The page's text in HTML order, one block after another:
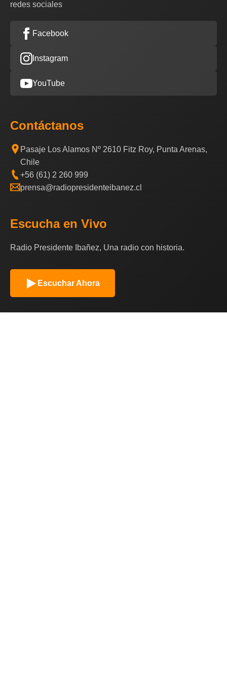
redes sociales
Facebook
Instagram
YouTube
Contáctanos
Pasaje Los Alamos Nº 2610 Fitz Roy, Punta Arenas,
Chile
+56 (61) 2 260 999
prensa@radiopresidenteibanez.cl
Escucha en Vivo
Radio Presidente Ibañez, Una radio con historia.
Escuchar Ahora